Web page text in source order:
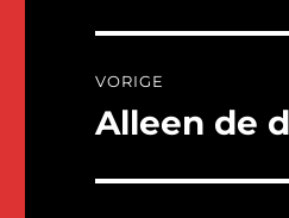
navigatie
VORIGE
Vorig
Alleen de